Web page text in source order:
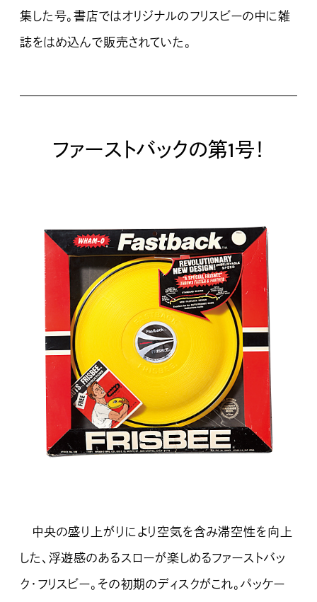
集した号。書店ではオリジナルのフリスビーの中に雑
誌をはめ込んで販売されていた。
ファーストバックの第1号！
中央の盛り上がりにより空気を含み滞空性を向上
した、浮遊感のあるスローが楽しめるファーストバッ
ク・フリスビー。その初期のディスクがこれ。パッケー